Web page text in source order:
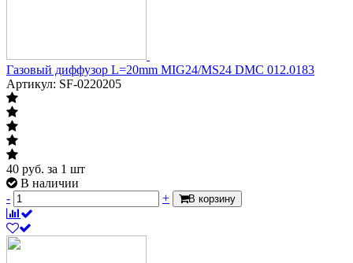
Газовый диффузор L=20mm MIG24/MS24 DMC 012.0183
Артикул: SF-0220205
40 руб. за 1 шт
В наличии
-
+ В корзину